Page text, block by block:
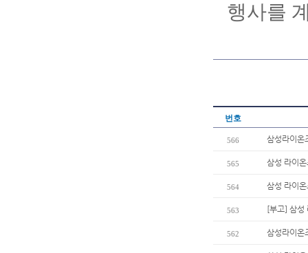
행사를
번호
566 삼성라이온
565 삼성 라이
564 삼성 라이
563 [부고] 삼성
562 삼성라이온